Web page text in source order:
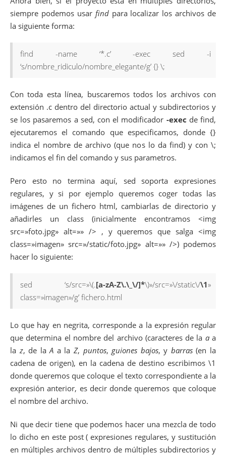
siempre podemos usar findpara localizar los archivos de
la siguiente forma:
find -name ‘*.c’ -exec sed -i
‘s/nombre_ridiculo/nombre_elegante/g’ {} \;
Con toda esta línea, buscaremos todos los archivos con
extensión .c dentro del directorio actual y subdirectorios y
se los pasaremos a sed, con el modificador -exec de find,
ejecutaremos el comando que especificamos, donde {}
indica el nombre de archivo (que nos lo da find) y con \;
indicamos el fin del comando y sus parametros.
Pero esto no termina aquí, sed soporta expresiones
regulares, y si por ejemplo queremos coger todas las
imágenes de un fichero html, cambiarlas de directorio y
añadirles un class (inicialmente encontramos <img
src=»foto.jpg» alt=»» /> , y queremos que salga <img
class=»imagen» src=»/static/foto.jpg» alt=»» />) podemos
hacer lo siguiente:
sed ‘s/src=»\(.[a-zA-Z\.\_\/]*\)»/src=»\/static\/\1»
class=»imagen»/g’ fichero.html
Lo que hay en negrita, corresponde a la expresión regular
que determina el nombre del archivo (caracteres de la aa
laz, de laA a laZ, puntos,guiones bajos, y barras(en la
cadena de origen), en la cadena de destino escribimos \1
donde queremos que coloque el texto correspondiente a la
expresión anterior, es decir donde queremos que coloque
el nombre del archivo.
Ni que decir tiene que podemos hacer una mezcla de todo
lo dicho en este post ( expresiones regulares, y sustitución
en múltiples archivos dentro de múltiples subdirectorios y